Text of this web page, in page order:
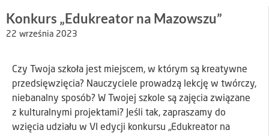
Konkurs „Edukreator na Mazowszu”
22 września 2023
Czy Twoja szkoła jest miejscem, w którym są kreatywne
przedsięwzięcia? Nauczyciele prowadzą lekcję w twórczy,
niebanalny sposób? W Twojej szkole są zajęcia związane
z kulturalnymi projektami? Jeśli tak, zapraszamy do
wzięcia udziału w VI edycji konkursu „Edukreator na